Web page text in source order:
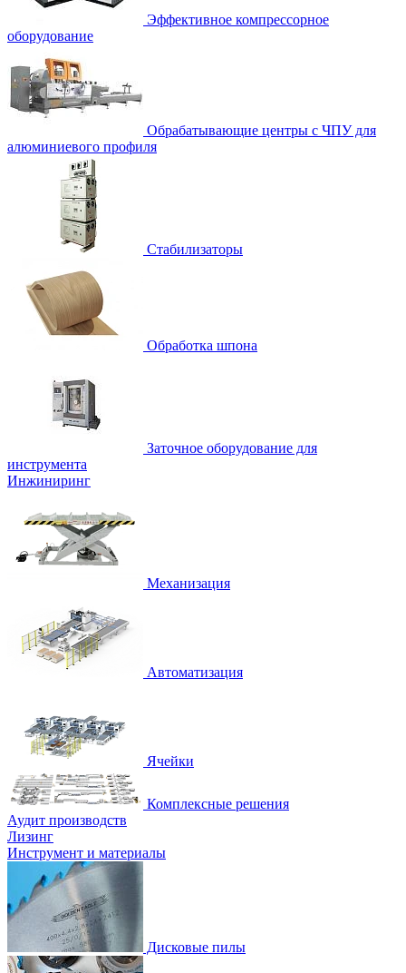
Эффективное компрессорное
оборудование
Обрабатывающие центры с ЧПУ для
алюминиевого профиля
Стабилизаторы
Обработка шпона
Заточное оборудование для
инструмента
Инжиниринг
Механизация
Автоматизация
Ячейки
Комплексные решения
Аудит производств
Лизинг
Инструмент и материалы
Дисковые пилы